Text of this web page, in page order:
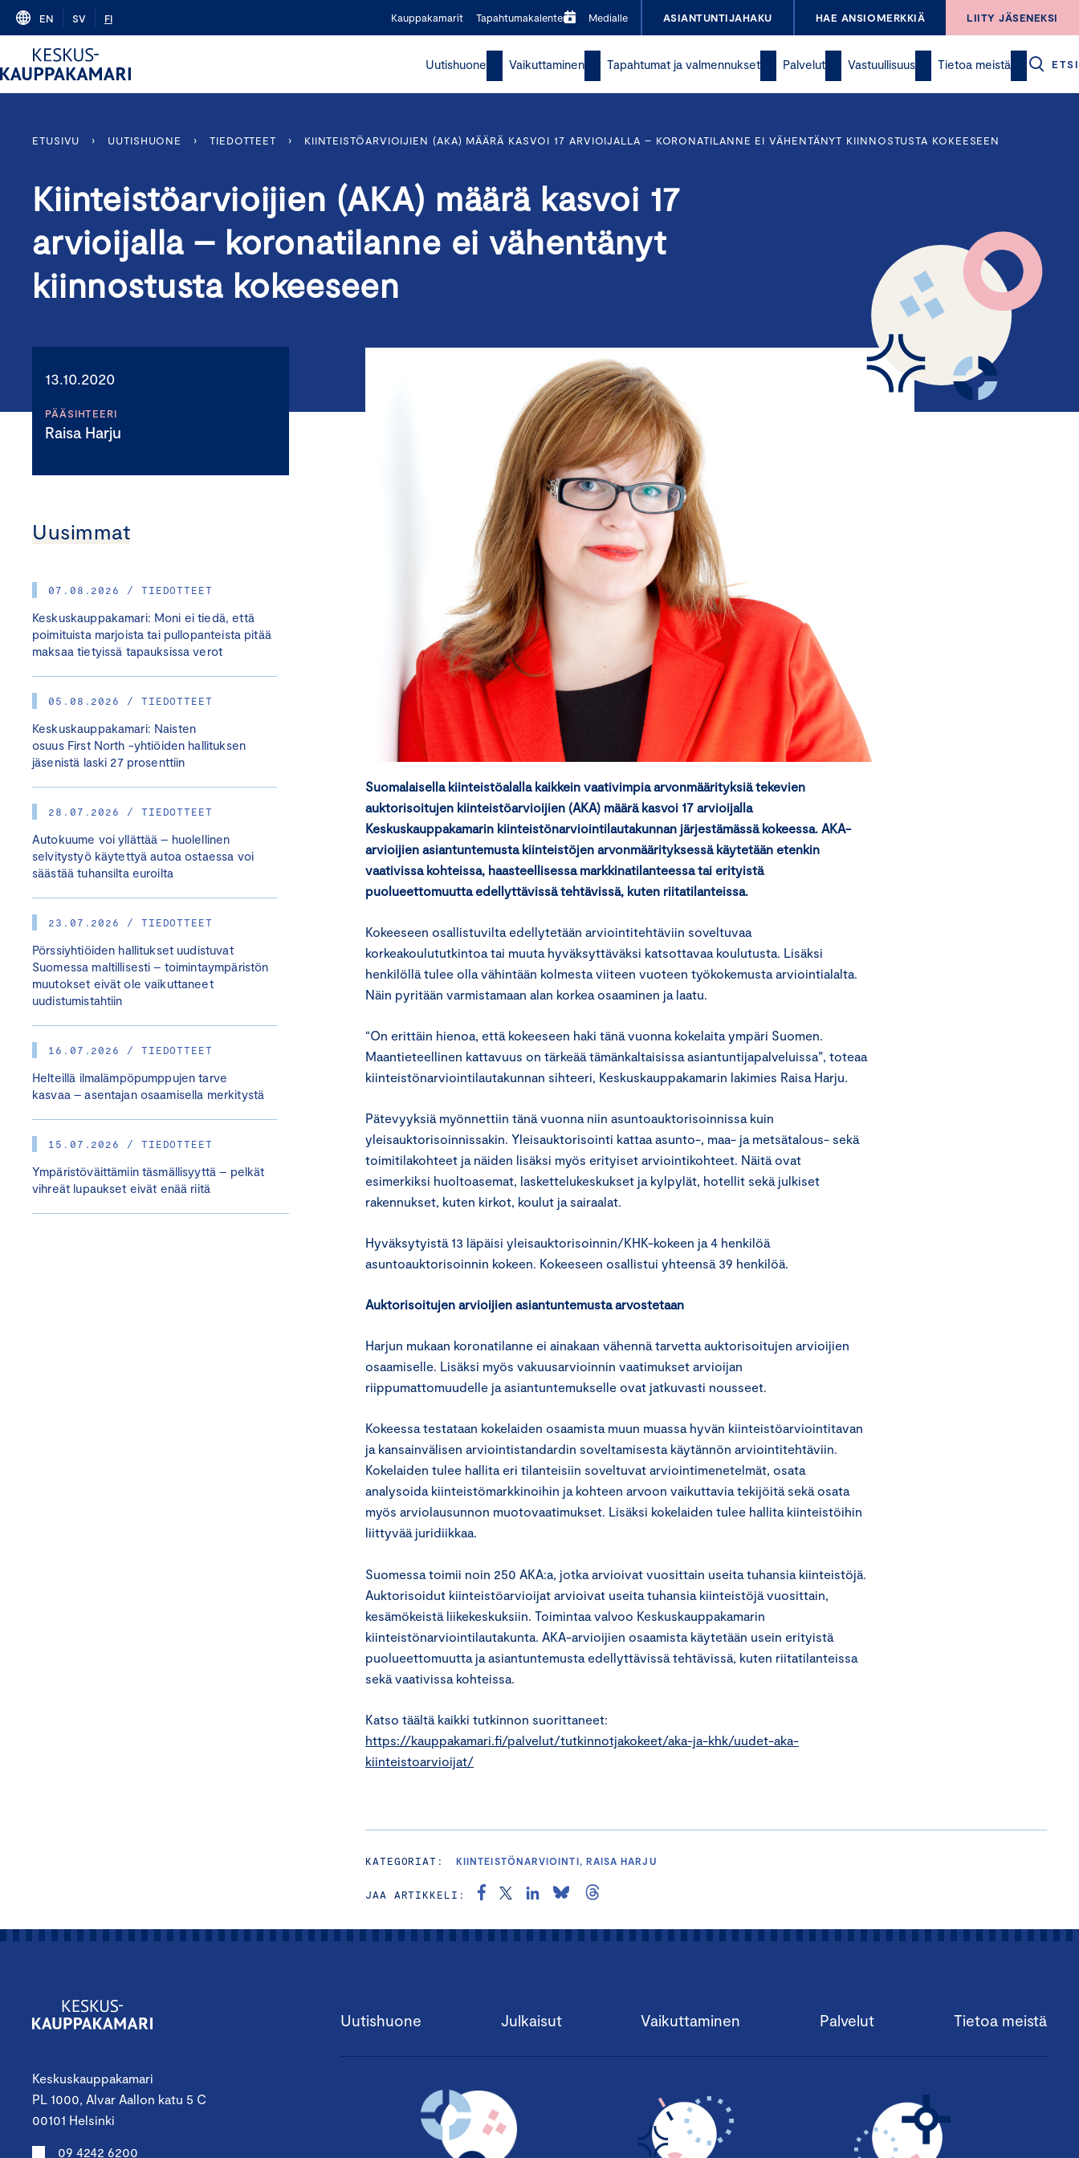
Skip
content
EN SV FI Kauppakamarit Tapahtumakalenteri Medialle ASIANTUNTIJAHAKU HAE ANSIOMERKKIÄ LIITY JÄSENEKSI
Uutishuone Vaikuttaminen Tapahtumat ja valmennukset Palvelut Vastuullisuus Tietoa meistä ETSI
ETUSIVU › UUTISHUONE › TIEDOTTEET › KIINTEISTÖARVIOIJIEN (AKA) MÄÄRÄ KASVOI 17 ARVIOIJALLA – KORONATILANNE EI VÄHENTÄNYT KIINNOSTUSTA KOKEESEEN
Kiinteistöarvioijien (AKA) määrä kasvoi 17
arvioijalla – koronatilanne ei vähentänyt
kiinnostusta kokeeseen
13.10.2020
PÄÄSIHTEERI
Raisa Harju
Uusimmat
07.08.2026 / TIEDOTTEET
Keskuskauppakamari: Moni ei tiedä, että
poimituista marjoista tai pullopanteista pitää
maksaa tietyissä tapauksissa verot
05.08.2026 / TIEDOTTEET
Keskuskauppakamari: Naisten
osuus First North -yhtiöiden hallituksen
jäsenistä laski 27 prosenttiin
28.07.2026 / TIEDOTTEET
Autokuume voi yllättää – huolellinen
selvitystyö käytettyä autoa ostaessa voi
säästää tuhansilta euroilta
23.07.2026 / TIEDOTTEET
Pörssiyhtiöiden hallitukset uudistuvat
Suomessa maltillisesti – toimintaympäristön
muutokset eivät ole vaikuttaneet
uudistumistahtiin
16.07.2026 / TIEDOTTEET
Helteillä ilmalämpöpumppujen tarve
kasvaa – asentajan osaamisella merkitystä
15.07.2026 / TIEDOTTEET
Ympäristöväittämiin täsmällisyyttä – pelkät
vihreät lupaukset eivät enää riitä
Suomalaisella kiinteistöalalla kaikkein vaativimpia arvonmäärityksiä tekevien
auktorisoitujen kiinteistöarvioijien (AKA) määrä kasvoi 17 arvioijalla
Keskuskauppakamarin kiinteistönarviointilautakunnan järjestämässä kokeessa. AKA-
arvioijien asiantuntemusta kiinteistöjen arvonmäärityksessä käytetään etenkin
vaativissa kohteissa, haasteellisessa markkinatilanteessa tai erityistä
puolueettomuutta edellyttävissä tehtävissä, kuten riitatilanteissa.
Kokeeseen osallistuvilta edellytetään arviointitehtäviin soveltuvaa
korkeakoulututkintoa tai muuta hyväksyttäväksi katsottavaa koulutusta. Lisäksi
henkilöllä tulee olla vähintään kolmesta viiteen vuoteen työkokemusta arviointialalta.
Näin pyritään varmistamaan alan korkea osaaminen ja laatu.
“On erittäin hienoa, että kokeeseen haki tänä vuonna kokelaita ympäri Suomen.
Maantieteellinen kattavuus on tärkeää tämänkaltaisissa asiantuntijapalveluissa”, toteaa
kiinteistönarviointilautakunnan sihteeri, Keskuskauppakamarin lakimies Raisa Harju.
Pätevyyksiä myönnettiin tänä vuonna niin asuntoauktorisoinnissa kuin
yleisauktorisoinnissakin. Yleisauktorisointi kattaa asunto-, maa- ja metsätalous- sekä
toimitilakohteet ja näiden lisäksi myös erityiset arviointikohteet. Näitä ovat
esimerkiksi huoltoasemat, laskettelukeskukset ja kylpylät, hotellit sekä julkiset
rakennukset, kuten kirkot, koulut ja sairaalat.
Hyväksytyistä 13 läpäisi yleisauktorisoinnin/KHK-kokeen ja 4 henkilöä
asuntoauktorisoinnin kokeen. Kokeeseen osallistui yhteensä 39 henkilöä.
Auktorisoitujen arvioijien asiantuntemusta arvostetaan
Harjun mukaan koronatilanne ei ainakaan vähennä tarvetta auktorisoitujen arvioijien
osaamiselle. Lisäksi myös vakuusarvioinnin vaatimukset arvioijan
riippumattomuudelle ja asiantuntemukselle ovat jatkuvasti nousseet.
Kokeessa testataan kokelaiden osaamista muun muassa hyvän kiinteistöarviointitavan
ja kansainvälisen arviointistandardin soveltamisesta käytännön arviointitehtäviin.
Kokelaiden tulee hallita eri tilanteisiin soveltuvat arviointimenetelmät, osata
analysoida kiinteistömarkkinoihin ja kohteen arvoon vaikuttavia tekijöitä sekä osata
myös arviolausunnon muotovaatimukset. Lisäksi kokelaiden tulee hallita kiinteistöihin
liittyvää juridiikkaa.
Suomessa toimii noin 250 AKA:a, jotka arvioivat vuosittain useita tuhansia kiinteistöjä.
Auktorisoidut kiinteistöarvioijat arvioivat useita tuhansia kiinteistöjä vuosittain,
kesämökeistä liikekeskuksiin. Toimintaa valvoo Keskuskauppakamarin
kiinteistönarviointilautakunta. AKA-arvioijien osaamista käytetään usein erityistä
puolueettomuutta ja asiantuntemusta edellyttävissä tehtävissä, kuten riitatilanteissa
sekä vaativissa kohteissa.
Katso täältä kaikki tutkinnon suorittaneet:
https://kauppakamari.fi/palvelut/tutkinnotjakokeet/aka-ja-khk/uudet-aka-
kiinteistoarvioijat/
KATEGORIAT: KIINTEISTÖNARVIOINTI, RAISA HARJU
JAA ARTIKKELI:
Keskuskauppakamari
PL 1000, Alvar Aallon katu 5 C
00101 Helsinki
09 4242 6200
Uutishuone Julkaisut Vaikuttaminen Palvelut Tietoa meistä